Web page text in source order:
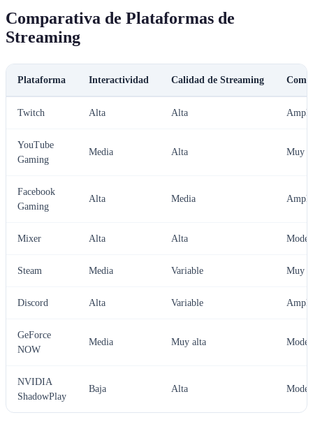
Comparativa de Plataformas de
Streaming
Plataforma Interactividad Calidad de Streaming
Twitch Alta Alta
YouTube
Gaming
Media Alta Muy
Facebook
Gaming
Alta Media
Mixer Alta Alta
Steam Media Variable Muy
Discord Alta Variable
GeForce
NOW
Media Muy alta
NVIDIA
ShadowPlay
Baja Alta